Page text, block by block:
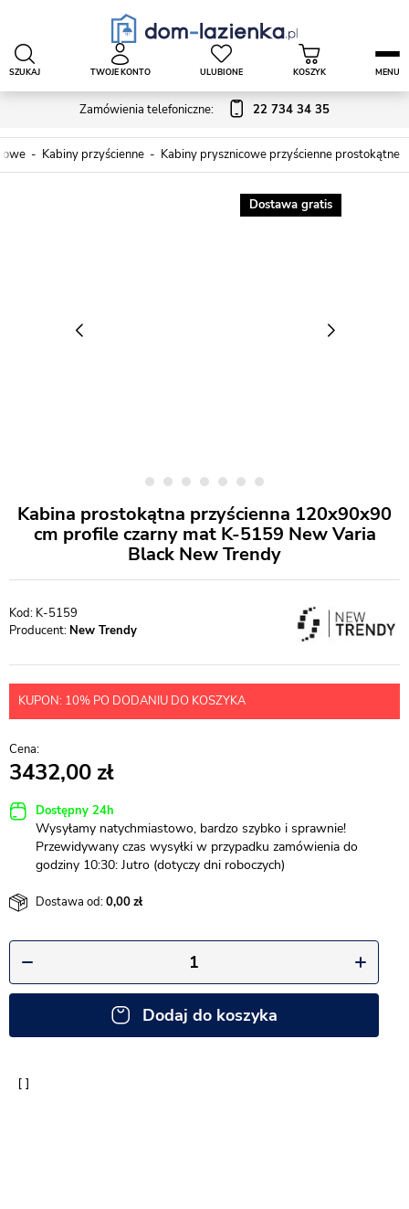
Zamówienia telefoniczne: 22 734 34 35
SZUKAJ TWOJE KONTO ULUBIONE KOSZYK MENU
Kabiny przyścienne Kabiny prysznicowe przyścienne prostokątne
Dostawa gratis
Kabina prostokątna przyścienna 120x90x90
cm profile czarny mat K-5159 New Varia
Black New Trendy
K-5159
Producent: New Trendy
KUPON: 10% PO DODANIU DO KOSZYKA
3432,00
Dostępny 24h
Wysyłamy natychmiastowo, bardzo szybko i sprawnie!
Przewidywany czas wysyłki w przypadku zamówienia do
godziny 10:30: Jutro (dotyczy dni roboczych)
Dostawa od:0,00
Dodaj do koszyka